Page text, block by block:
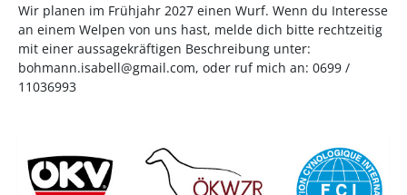
Wir planen im Frühjahr 2027 einen Wurf. Wenn du Interesse
an einem Welpen von uns hast, melde dich bitte rechtzeitig
mit einer aussagekräftigen Beschreibung unter:
bohmann.isabell@gmail.com, oder ruf mich an: 0699 /
11036993